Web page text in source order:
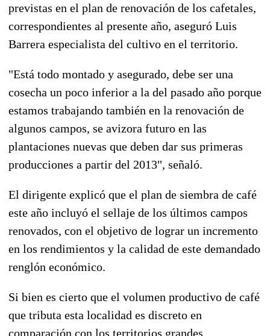
previstas en el plan de renovación de los cafetales,
correspondientes al presente año, aseguró Luis
Barrera especialista del cultivo en el territorio.
"Está todo montado y asegurado, debe ser una
cosecha un poco inferior a la del pasado año porque
estamos trabajando también en la renovación de
algunos campos, se avizora futuro en las
plantaciones nuevas que deben dar sus primeras
producciones a partir del 2013", señaló.
El dirigente explicó que el plan de siembra de café
este año incluyó el sellaje de los últimos campos
renovados, con el objetivo de lograr un incremento
en los rendimientos y la calidad de este demandado
renglón económico.
Si bien es cierto que el volumen productivo de café
que tributa esta localidad es discreto en
comparación con los territorios grandes